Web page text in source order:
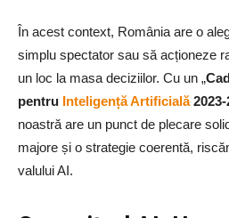
În acest context, România are o
simplu spectator sau să acționeze
un loc la masa deciziilor. Cu un „
pentru Inteligență Artificială2023-
noastră are un punct de plecare
majore și o strategie coerentă,
valului AI.